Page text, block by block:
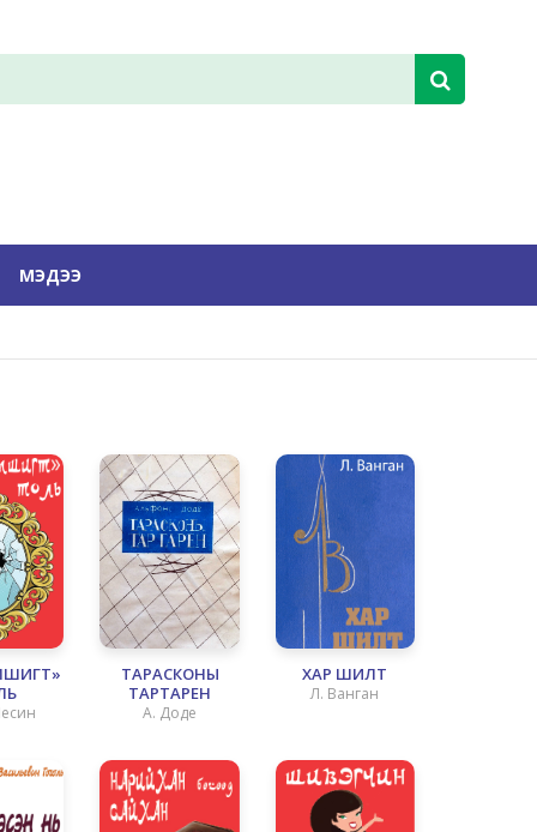
МЭДЭЭ
ТАРАСКОНЫ
ТАРТАРЕН
А. Доде
ХАР ШИЛТ
Л. Ванган